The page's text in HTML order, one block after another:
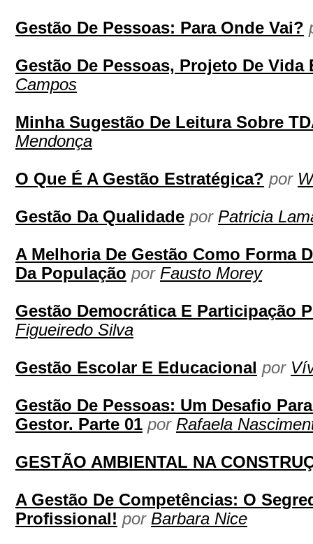
Gestão De Pessoas: Para Onde Vai?
Gestão De Pessoas, Projeto De Vida
Campos
Minha Sugestão De Leitura Sobre
Mendonça
O Que É A Gestão Estratégica? por
Gestão Da Qualidade por Patricia
A Melhoria De Gestão Como Forma
Da População por Fausto Morey
Gestão Democrática E Participação
Figueiredo Silva
Gestão Escolar E Educacional por
Gestão De Pessoas: Um Desafio
Gestor. Parte 01 por Rafaela
GESTÃO AMBIENTAL NA
A Gestão De Competências: O
Profissional! por Barbara Nice